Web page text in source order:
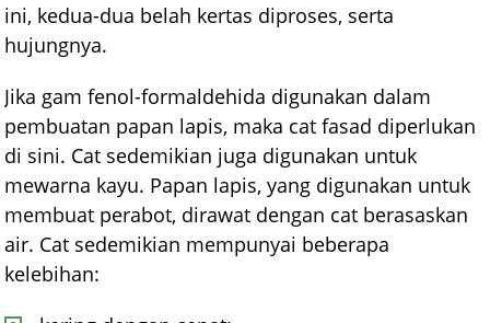
ini, kedua-dua belah kertas diproses, serta
hujungnya.
Jika gam fenol-formaldehida digunakan dalam
pembuatan papan lapis, maka cat fasad diperlukan
di sini. Cat sedemikian juga digunakan untuk
mewarna kayu. Papan lapis, yang digunakan untuk
membuat perabot, dirawat dengan cat berasaskan
air. Cat sedemikian mempunyai beberapa
kelebihan: